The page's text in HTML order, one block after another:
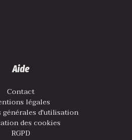
Aide
Contact
légales
générales d'utilisation
des cookies
RGPD